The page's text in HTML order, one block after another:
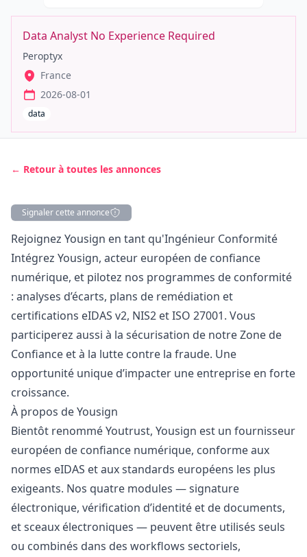
Data Analyst No Experience Required
Peroptyx
France
2026-08-01
data
← Retour à toutes les annonces
Signaler cette annonce
Description
Rejoignez Yousign en tant qu'Ingénieur Conformité
Intégrez Yousign, acteur européen de confiance
numérique, et pilotez nos programmes de conformité
: analyses d’écarts, plans de remédiation et
certifications eIDAS v2, NIS2 et ISO 27001. Vous
participerez aussi à la sécurisation de notre Zone de
Confiance et à la lutte contre la fraude. Une
opportunité unique d’impacter une entreprise en forte
croissance.
À propos de Yousign
Bientôt renommé Youtrust, Yousign est un fournisseur
européen de confiance numérique, conforme aux
normes eIDAS et aux standards européens les plus
exigeants. Nos quatre modules — signature
électronique, vérification d’identité et de documents,
et sceaux électroniques — peuvent être utilisés seuls
ou combinés dans des workflows sectoriels,